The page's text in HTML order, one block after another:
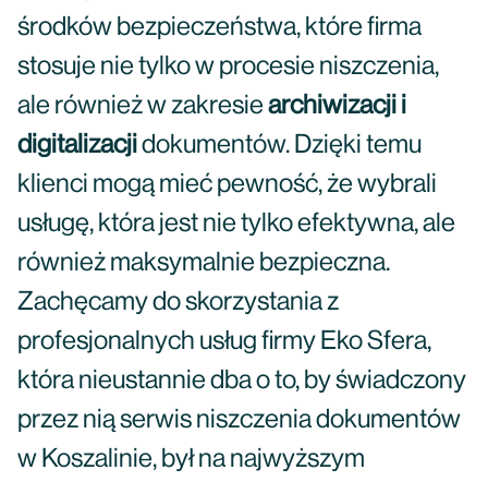
środków bezpieczeństwa, które firma
stosuje nie tylko w procesie niszczenia,
ale również w zakresiearchiwizacji i
digitalizacjidokumentów. Dzięki temu
klienci mogą mieć pewność, że wybrali
usługę, która jest nie tylko efektywna, ale
również maksymalnie bezpieczna.
Zachęcamy do skorzystania z
profesjonalnych usług firmy Eko Sfera,
która nieustannie dba o to, by świadczony
przez nią serwis niszczenia dokumentów
w Koszalinie, był na najwyższym